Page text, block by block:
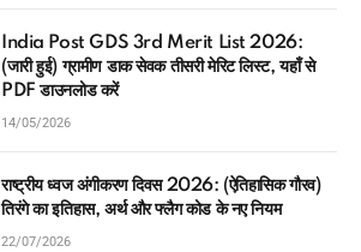
India Post GDS 3rd Merit List 2026:
(जारी हुई) ग्रामीण डाक सेवक तीसरी मेरिट लिस्ट, यहाँ से
PDF डाउनलोड करें
14/05/2026
राष्ट्रीय ध्वज अंगीकरण दिवस 2026: (ऐतिहासिक गौरव)
तिरंगे का इतिहास, अर्थ और फ्लैग कोड के नए नियम
22/07/2026